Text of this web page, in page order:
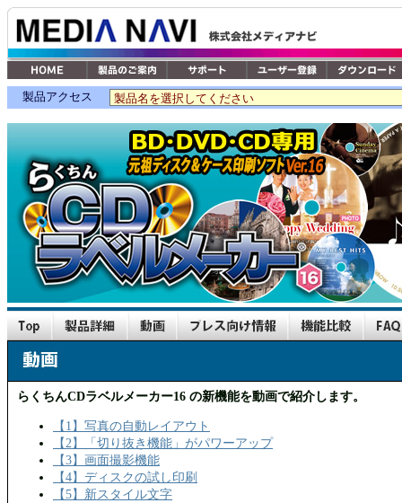
製品アクセス
らくちんCDラベルメーカー16 の新機能を動画で紹介します。
【1】写真の自動レイアウト
【2】「切り抜き機能」がパワーアップ
【3】画面撮影機能
【4】ディスクの試し印刷
【5】新スタイル文字